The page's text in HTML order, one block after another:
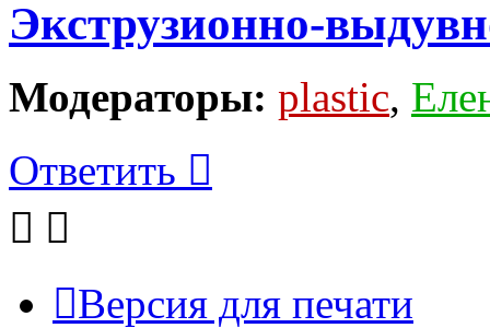
Экструзионно-
Модераторы: plastic,
Ответить
Версия для печати